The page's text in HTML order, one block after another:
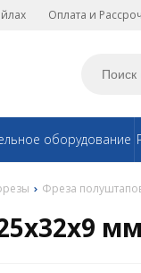
Оплата и
оборудование
Фреза